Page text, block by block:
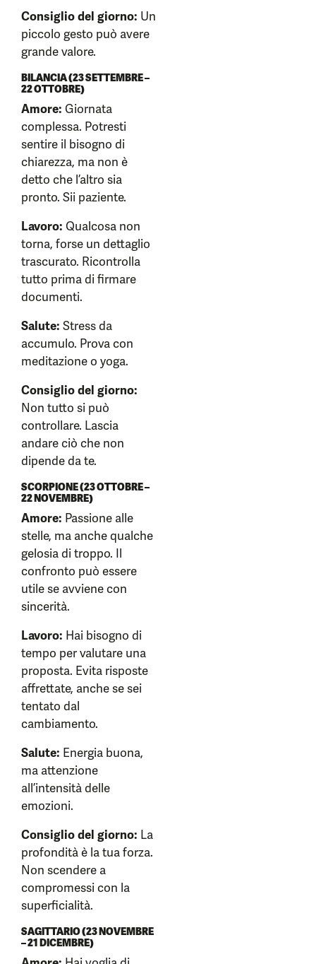
Consiglio del giorno: Un
piccolo gesto può avere
grande valore.
BILANCIA (23 SETTEMBRE –
22 OTTOBRE)
Amore: Giornata
complessa. Potresti
sentire il bisogno di
chiarezza, ma non è
detto che l’altro sia
pronto. Sii paziente.
Lavoro: Qualcosa non
torna, forse un dettaglio
trascurato. Ricontrolla
tutto prima di firmare
documenti.
Salute: Stress da
accumulo. Prova con
meditazione o yoga.
Consiglio del giorno:
Non tutto si può
controllare. Lascia
andare ciò che non
dipende da te.
SCORPIONE (23 OTTOBRE –
22 NOVEMBRE)
Amore: Passione alle
stelle, ma anche qualche
gelosia di troppo. Il
confronto può essere
utile se avviene con
sincerità.
Lavoro: Hai bisogno di
tempo per valutare una
proposta. Evita risposte
affrettate, anche se sei
tentato dal
cambiamento.
Salute: Energia buona,
ma attenzione
all’intensità delle
emozioni.
Consiglio del giorno: La
profondità è la tua forza.
Non scendere a
compromessi con la
superficialità.
SAGITTARIO (23 NOVEMBRE
– 21 DICEMBRE)